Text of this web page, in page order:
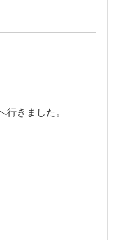
きました。